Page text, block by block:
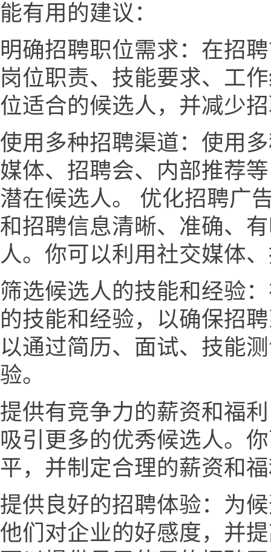
能有用的建议：
明确招聘职位需求：在招
岗位职责、技能要求、工
位适合的候选人，并减少
使用多种招聘渠道：使用
媒体、招聘会、内部推荐
潜在候选人。 优化招聘广
和招聘信息清晰、准确、
人。你可以利用社交媒体
筛选候选人的技能和经验
的技能和经验，以确保招
以通过简历、面试、技能
验。
提供有竞争力的薪资和福
吸引更多的优秀候选人。
平，并制定合理的薪资和
提供良好的招聘体验：为
他们对企业的好感度，并